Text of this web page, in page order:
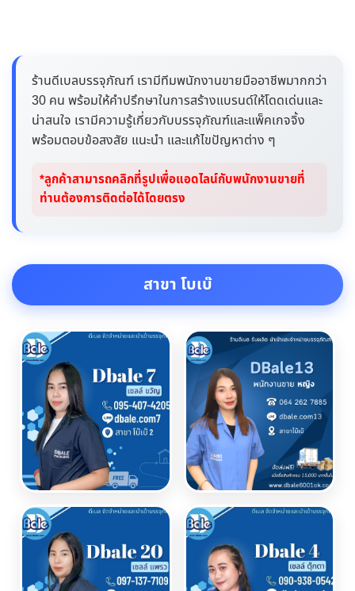
ร้านดีเบลบรรจุภัณฑ์ เรามีทีมพนักงานขายมืออาชีพมากกว่า
30 คน พร้อมให้คำปรึกษาในการสร้างแบรนด์ให้โดดเด่นและ
น่าสนใจ เรามีความรู้เกี่ยวกับบรรจุภัณฑ์และแพ็คเกจจิ้ง
พร้อมตอบข้อสงสัย แนะนำ และแก้ไขปัญหาต่าง ๆ
*ลูกค้าสามารถคลิกที่รูปเพื่อแอดไลน์กับพนักงานขายที่
ท่านต้องการติดต่อได้โดยตรง
สาขา โบเบ๊